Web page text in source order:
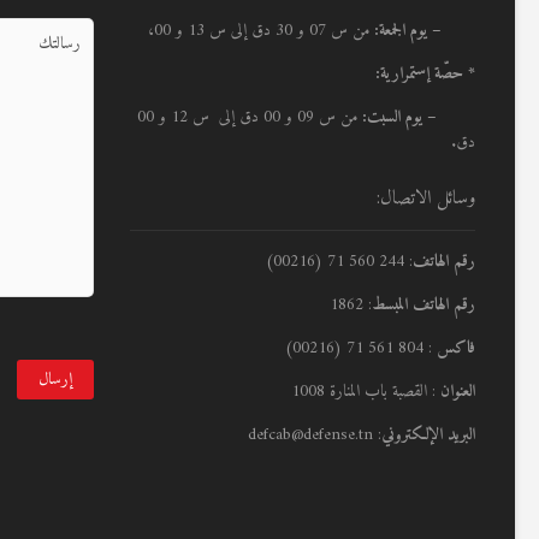
– يوم الجمعة: من س 07 و 30 دق إلى س 13 و 00،
* حصّة إستمرارية:
– يوم السبت:
من س 09 و 00 دق إلى س 12 و 00
دق.
وسائل الاتصال:
رقم الهاتف: 244 560 71 (00216)
رقم الهاتف المبسط: 1862
فاكس : 804 561 71 (00216)
العنوان : القصبة باب المنارة 1008
البريد الإلكتروني: defcab@defense.tn